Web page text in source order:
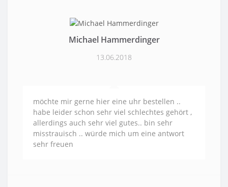
Michael Hammerdinger
13.06.2018
möchte mir gerne hier eine uhr bestellen ..
habe leider schon sehr viel schlechtes gehört ,
allerdings auch sehr viel gutes.. bin sehr
misstrauisch .. würde mich um eine antwort
sehr freuen